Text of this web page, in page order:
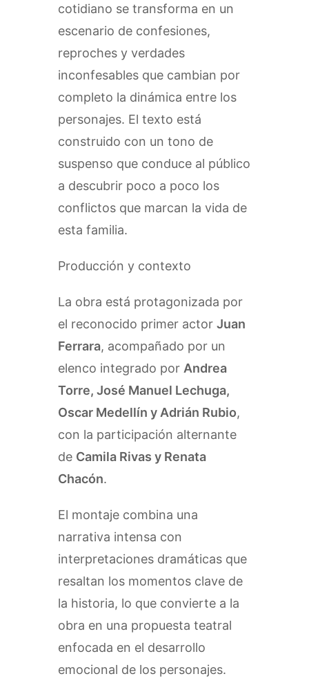
cotidiano se transforma en un
escenario de confesiones,
reproches y verdades
inconfesables que cambian por
completo la dinámica entre los
personajes. El texto está
construido con un tono de
suspenso que conduce al público
a descubrir poco a poco los
conflictos que marcan la vida de
esta familia.
Producción y contexto
La obra está protagonizada por
el reconocido primer actor Juan
Ferrara, acompañado por un
elenco integrado por Andrea
Torre, José Manuel Lechuga,
Oscar Medellín y Adrián Rubio,
con la participación alternante
de Camila Rivas y Renata
Chacón.
El montaje combina una
narrativa intensa con
interpretaciones dramáticas que
resaltan los momentos clave de
la historia, lo que convierte a la
obra en una propuesta teatral
enfocada en el desarrollo
emocional de los personajes.